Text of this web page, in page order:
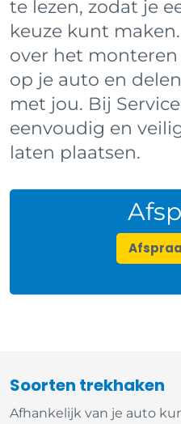
te lezen, zodat je
keuze kunt
over het
op je auto en
met jou. Bij
eenvoudig en
laten plaatsen.
Soorten trekhaken
Afhankelijk van je auto